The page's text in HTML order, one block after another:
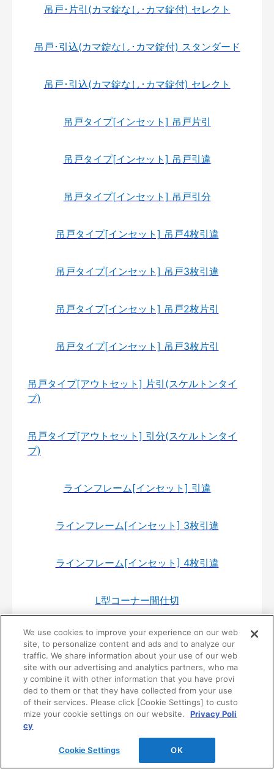
吊戸･片引(カマ錠なし･カマ錠付) セレクト
吊戸･引込(カマ錠なし･カマ錠付) スタンダード
吊戸･引込(カマ錠なし･カマ錠付) セレクト
吊戸タイプ[インセット] 吊戸片引
吊戸タイプ[インセット] 吊戸引違
吊戸タイプ[インセット] 吊戸引分
吊戸タイプ[インセット] 吊戸4枚引違
吊戸タイプ[インセット] 吊戸3枚引違
吊戸タイプ[インセット] 吊戸2枚片引
吊戸タイプ[インセット] 吊戸3枚片引
吊戸タイプ[アウトセット] 片引(スケルトンタイ
プ)
吊戸タイプ[アウトセット] 引分(スケルトンタイ
プ)
ラインフレーム[インセット] 引違
ラインフレーム[インセット] 3枚引違
ラインフレーム[インセット] 4枚引違
L型コーナー間仕切
ペットドア
ねこゲート
折戸ドア(錠なしタイプ)
居室タイプ引戸･片引
We use cookies to improve your experience on our web
site, to personalize content and ads and to analyze our
traffic. We share information about your use of our web
site with our advertising and analytics partners, who ma
y combine it with other information that you have provi
ded to them or that they have collected from your use
of their services. Please click [Cookie Settings] to custo
mize your cookie settings on our website.
Privacy Poli
cy
Cookie Settings OK